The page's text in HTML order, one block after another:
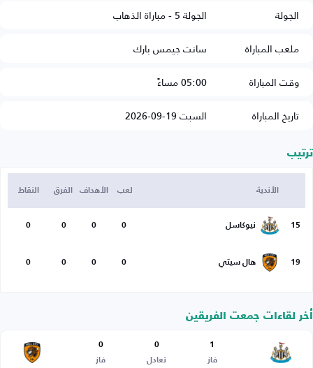
الجولة
الجولة 5 - مباراة الذهاب
ملعب المباراة
سانت جيمس بارك
وقت المباراة
05:00 مساءً
تاريخ المباراة
السبت 19-09-2026
ترتيب
الأندية لعب الأهداف الفرق النقاط
15 نيوكاسل 0
0
0
0
19 هال سيتي 0
0
0
0
أخر لقاءات جمعت الفريقين
1
فاز
0
تعادل
0
فاز